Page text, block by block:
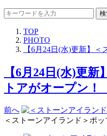
TOP
PHOTO
【6月24日(水)更新】
【6月24日(水)更
トアがオープン！
前へ
＜ストーンアイランド＞ポ